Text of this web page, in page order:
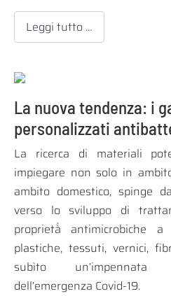
Leggi tutto …
La nuova tendenza: i
personalizzati
La ricerca di materiali
impiegare non solo in
ambito domestico, spinge
verso lo sviluppo di
proprietà̀ antimicrobiche
plastiche, tessuti, vernici,
subìto un’impennata
dell’emergenza Covid-19.